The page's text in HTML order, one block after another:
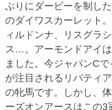
ぶりにダービーを制し
のダイワスカーレット
ィルドンナ、リスグラ
ス…。アーモンドアイ
ました。今ジャパンC
が注目されるリバティ
の牝馬です。しかし、
ーズオンアースはこの3